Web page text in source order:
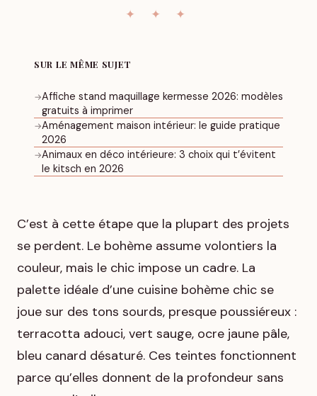
SUR LE MÊME SUJET
→Affiche stand maquillage kermesse 2026: modèles
gratuits à imprimer
→Aménagement maison intérieur: le guide pratique
2026
→Animaux en déco intérieure: 3 choix qui t’évitent
le kitsch en 2026
C’est à cette étape que la plupart des projets
se perdent. Le bohème assume volontiers la
couleur, mais le chic impose un cadre. La
palette idéale d’une cuisine bohème chic se
joue sur des tons sourds, presque poussiéreux :
terracotta adouci, vert sauge, ocre jaune pâle,
bleu canard désaturé. Ces teintes fonctionnent
parce qu’elles donnent de la profondeur sans